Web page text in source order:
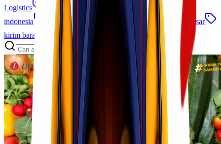
Logistics
sla logistik logistik terintegrasi
jasa logistik
indonesia
empu bandara makassar
Lionel Cargo Makassar
kirim barang udara
paket udara tips pengiriman cargo